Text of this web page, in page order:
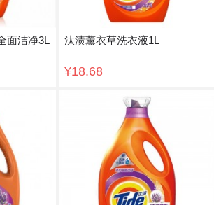
面洁净3L 汰渍薰衣草洗衣液1L
¥18.68